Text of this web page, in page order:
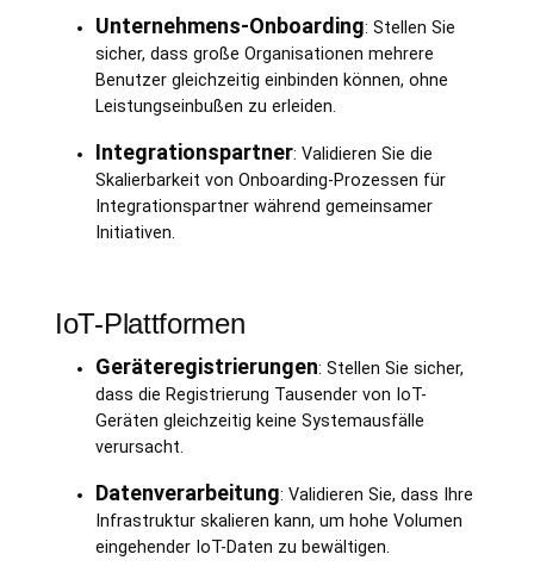
Unternehmens-Onboarding: Stellen Sie
sicher, dass große Organisationen mehrere
Benutzer gleichzeitig einbinden können, ohne
Leistungseinbußen zu erleiden.
Integrationspartner: Validieren Sie die
Skalierbarkeit von Onboarding-Prozessen für
Integrationspartner während gemeinsamer
Initiativen.
IoT-Plattformen
Geräteregistrierungen: Stellen Sie sicher,
dass die Registrierung Tausender von IoT-
Geräten gleichzeitig keine Systemausfälle
verursacht.
Datenverarbeitung: Validieren Sie, dass Ihre
Infrastruktur skalieren kann, um hohe Volumen
eingehender IoT-Daten zu bewältigen.